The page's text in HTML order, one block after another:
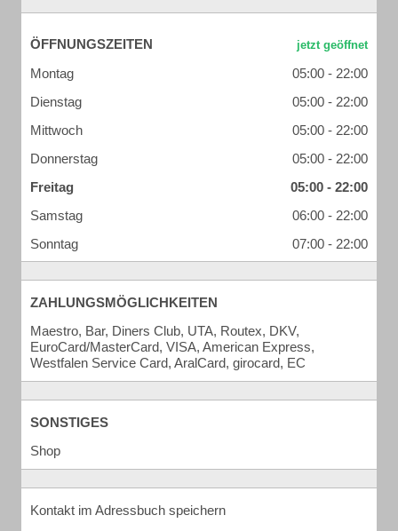
ÖFFNUNGSZEITEN
Montag
05:00 - 22:00
Dienstag
05:00 - 22:00
Mittwoch
05:00 - 22:00
Donnerstag
05:00 - 22:00
Freitag
05:00 - 22:00
Samstag
06:00 - 22:00
Sonntag
07:00 - 22:00
ZAHLUNGSMÖGLICHKEITEN
Maestro, Bar, Diners Club, UTA, Routex, DKV,
EuroCard/MasterCard, VISA, American Express,
Westfalen Service Card, AralCard, girocard, EC
SONSTIGES
Shop
Kontakt im Adressbuch speichern